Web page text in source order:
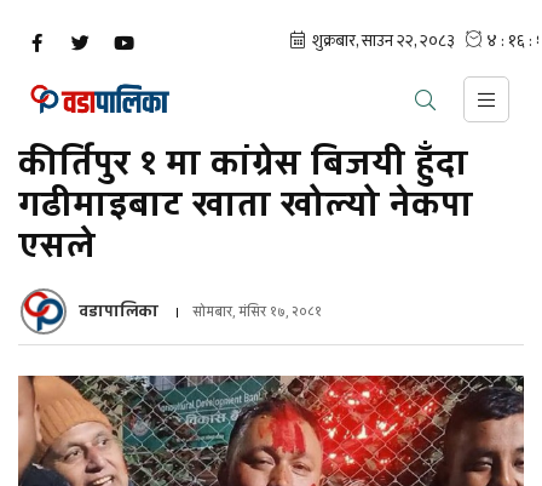
कीर्तिपुर १ मा कांग्रेस बिजयी हुँदा
गढीमाइबाट खाता खोल्यो नेकपा
एसले
वडापालिका सोमबार, मंसिर १७, २०८१